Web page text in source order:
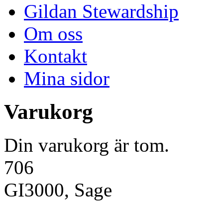
Gildan Stewardship
Om oss
Kontakt
Mina sidor
Varukorg
Din varukorg är tom.
706
GI3000, Sage